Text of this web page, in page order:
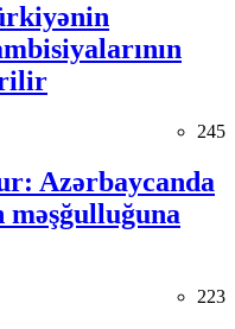
245
Azərbaycanda
223